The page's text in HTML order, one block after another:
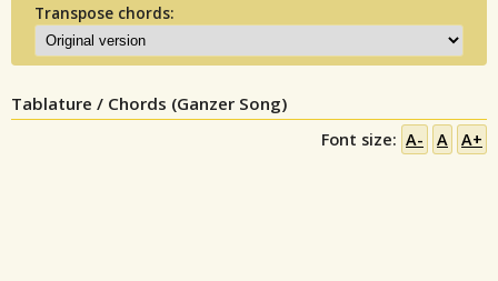
Transpose chords:
Tablature / Chords (Ganzer Song)
Font size: A- A A+